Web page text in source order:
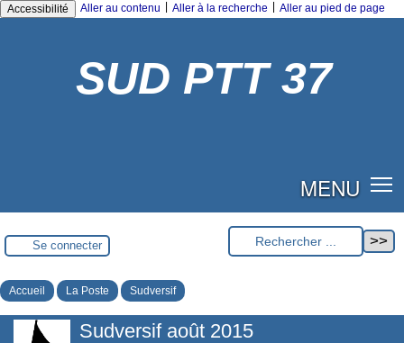
Accessibilité Aller au contenu Aller à la recherche Aller au pied de page
SUD PTT 37
MENU
Se connecter
Accueil La Poste Sudversif
Sudversif août 2015